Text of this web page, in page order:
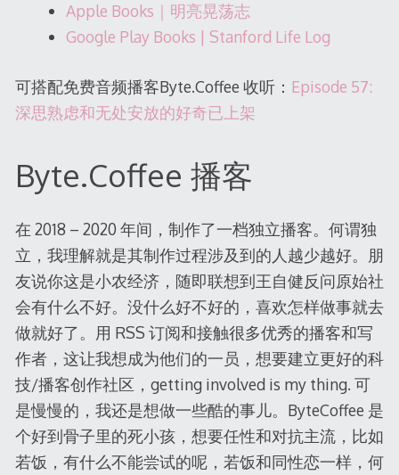
Apple Books｜明亮晃荡志
Google Play Books | Stanford Life Log
可搭配免费音频播客Byte.Coffee 收听： Episode 57:
深思熟虑和无处安放的好奇已上架
Byte.Coffee 播客
在 2018 – 2020 年间，制作了一档独立播客。何谓独
立，我理解就是其制作过程涉及到的人越少越好。朋
友说你这是小农经济，随即联想到王自健反问原始社
会有什么不好。没什么好不好的，喜欢怎样做事就去
做就好了。用 RSS 订阅和接触很多优秀的播客和写
作者，这让我想成为他们的一员，想要建立更好的科
技/播客创作社区，getting involved is my thing. 可
是慢慢的，我还是想做一些酷的事儿。ByteCoffee 是
个好到骨子里的死小孩，想要任性和对抗主流，比如
若饭，有什么不能尝试的呢，若饭和同性恋一样，何